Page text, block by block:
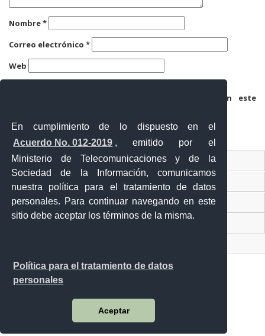
En cumplimiento de lo dispuesto en el
Acuerdo No. 012-2019 , emitido por el
Ministerio de Telecomunicaciones y de la
Sociedad de la Información, comunicamos
nuestra política para el tratamiento de datos
personales. Para continuar navegando en este
sitio debe aceptar los términos de la misma.
Política para el tratamiento de datos
personales
Aceptar
Nombre*
Correo electrónico *
Web
Guarda mi nombre, correo electrónico y web en este
Ventanilla Única Virtual
Ventanilla Única de Comercio Exterior
Gobierno Abierto
Malecón y Aguirre
Guayaquil - Ecuador